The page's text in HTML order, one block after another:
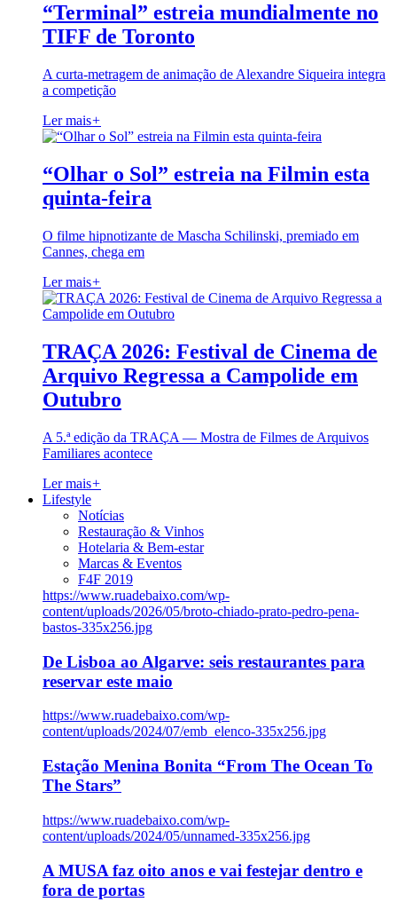
“Terminal” estreia mundialmente no
TIFF de Toronto
A curta-metragem de animação de Alexandre Siqueira integra
a competição
Ler mais+
“Olhar o Sol” estreia na Filmin esta
quinta-feira
O filme hipnotizante de Mascha Schilinski, premiado em
Cannes, chega em
Ler mais+
TRAÇA 2026: Festival de Cinema de
Arquivo Regressa a Campolide em
Outubro
A 5.ª edição da TRAÇA — Mostra de Filmes de Arquivos
Familiares acontece
Ler mais+
Lifestyle
Notícias
Restauração & Vinhos
Hotelaria & Bem-estar
Marcas & Eventos
F4F 2019
https://www.ruadebaixo.com/wp-
content/uploads/2026/05/broto-chiado-prato-pedro-pena-
bastos-335x256.jpg
De Lisboa ao Algarve: seis restaurantes para
reservar este maio
https://www.ruadebaixo.com/wp-
content/uploads/2024/07/emb_elenco-335x256.jpg
Estação Menina Bonita “From The Ocean To
The Stars”
https://www.ruadebaixo.com/wp-
content/uploads/2024/05/unnamed-335x256.jpg
A MUSA faz oito anos e vai festejar dentro e
fora de portas